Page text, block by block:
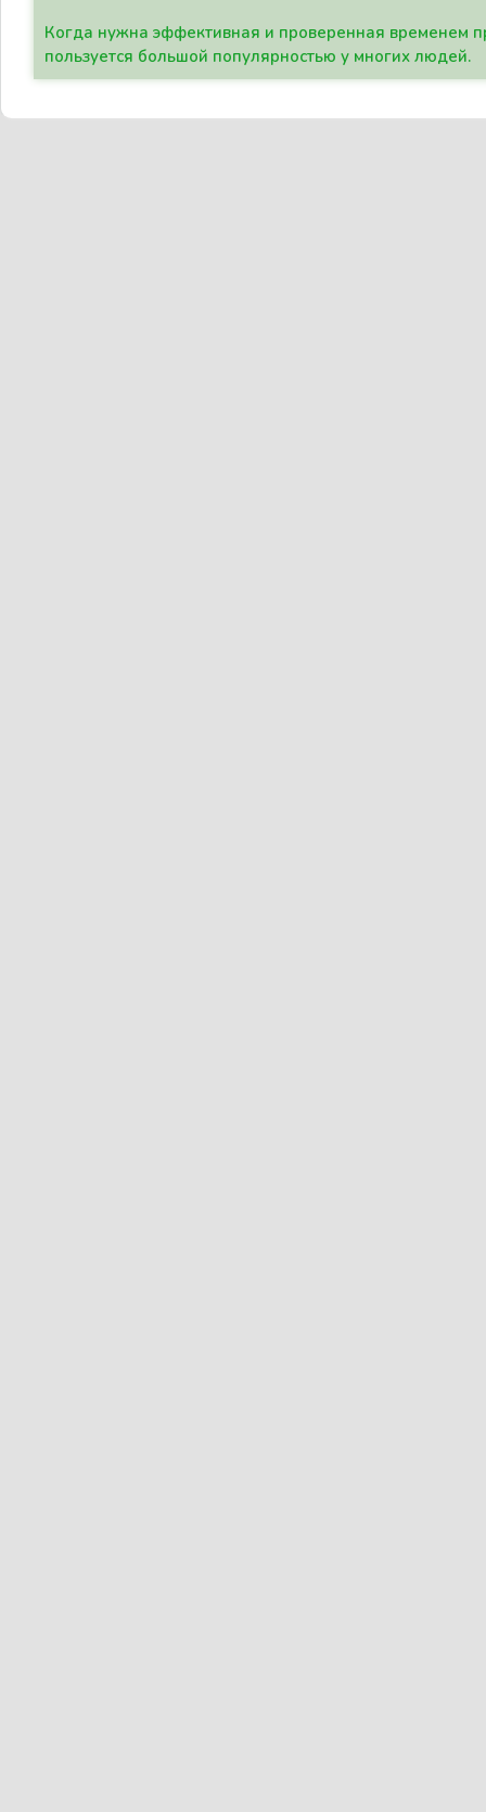
Когда нужна эффективная и проверенная временем
пользуется большой популярностью у многих людей.